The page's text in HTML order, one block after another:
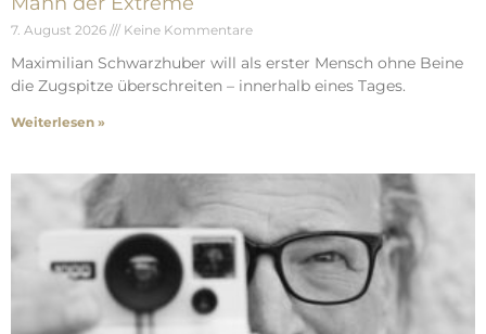
7. August 2026 Keine Kommentare
Maximilian Schwarzhuber will als erster Mensch ohne Beine
die Zugspitze überschreiten – innerhalb eines Tages.
Weiterlesen »